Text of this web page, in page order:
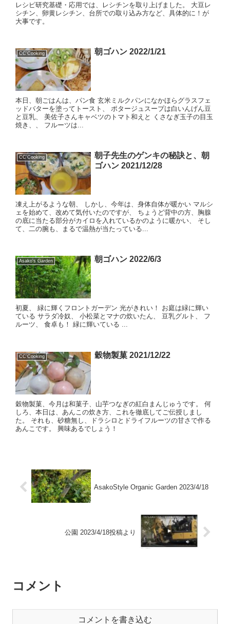
レシピ研究基礎・応用では、レシチンを取り上げました。 大豆レ
シチン、卵黄レシチン、台所での取り込み方など、具体的に！が
大事です。
CC'Cooking 朝ゴハン 2022/1/21
本日、朝ごはんは、パン食 玄米ミルクパンになかほらグラスフェ
ッドバターを塗ってトースト、 ポタージュスープは白いんげん豆
と豆乳、 美佐子さんキャベツのトマト和えと くさなぎ玉子の目玉
焼き、、 フルーツは...
CC'Cooking
朝子先生のゲンキの秘訣と、朝
ゴハン 2021/12/28
凍え上がるような朝、 しかし、今年は、身体自体が暖かい マルシ
ェを始めて、改めて気付いたのですが、 ちょうど背中の方、胸腺
の底に当たる部分がカイロを入れているかのように暖かい、 そし
て、二の腕も、まるで温熱が当たっている...
Asako's Garden 朝ゴハン 2022/6/3
初夏、 緑に輝くフロントガーデン 光がきれい！ お庭は緑に輝い
ている サラダ冷奴、 小松菜とマナの炊いたん、 豆乳グルト、 フ
ルーツ、 食卓も！ 緑に輝いている ...
CC'Cooking 穀物製菓 2021/12/22
穀物製菓、今月は和菓子、山芋つなぎの紅白まんじゅうです。 何
しろ、本日は、あんこの炊き方、これを徹底してご伝授しまし
た。 それも、砂糖無し、ドラシロとドライフルーツの甘さで作る
あんこです。 興味あるでしょう！
AsakoStyle Organic Garden 2023/4/18
公園 2023/4/18投稿より
コメント
コメントを書き込む